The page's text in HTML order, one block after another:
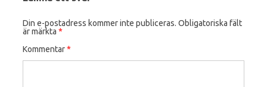
Din e-postadress kommer inte publiceras. Obligatoriska fält
är märkta *
Kommentar*